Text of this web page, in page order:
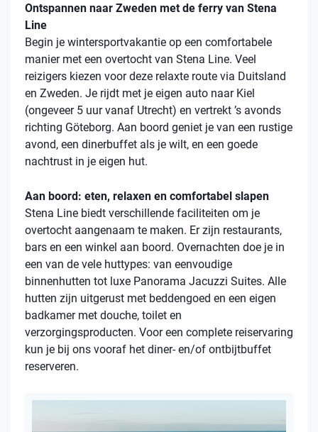
Ontspannen naar Zweden met de ferry van Stena
Line
Begin je wintersportvakantie op een comfortabele
manier met een overtocht van Stena Line. Veel
reizigers kiezen voor deze relaxte route via Duitsland
en Zweden. Je rijdt met je eigen auto naar Kiel
(ongeveer 5 uur vanaf Utrecht) en vertrekt ’s avonds
richting Göteborg. Aan boord geniet je van een rustige
avond, een dinerbuffet als je wilt, en een goede
nachtrust in je eigen hut.
Aan boord: eten, relaxen en comfortabel slapen
Stena Line biedt verschillende faciliteiten om je
overtocht aangenaam te maken. Er zijn restaurants,
bars en een winkel aan boord. Overnachten doe je in
een van de vele huttypes: van eenvoudige
binnenhutten tot luxe Panorama Jacuzzi Suites. Alle
hutten zijn uitgerust met beddengoed en een eigen
badkamer met douche, toilet en
verzorgingsproducten. Voor een complete reiservaring
kun je bij ons vooraf het diner- en/of ontbijtbuffet
reserveren.